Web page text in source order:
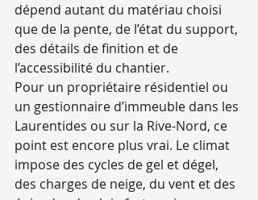
dépend autant du matériau choisi
que de la pente, de l’état du support,
des détails de finition et de
l’accessibilité du chantier.
Pour un propriétaire résidentiel ou
un gestionnaire d’immeuble dans les
Laurentides ou sur la Rive-Nord, ce
point est encore plus vrai. Le climat
impose des cycles de gel et dégel,
des charges de neige, du vent et des